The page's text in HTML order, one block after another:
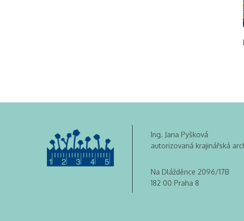
Ing. Jana Pyšková
autorizovaná krajinářská
Na Dlážděnce 2096/17B
182 00 Praha 8